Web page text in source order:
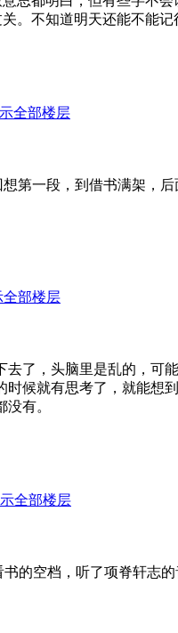
。不知道明天还能不能记
全部楼层
第一段，到借书满架，
全部楼层
了，头脑里是乱的，可
候就有思考了，就能想
有。
全部楼层
的空档，听了项脊轩志